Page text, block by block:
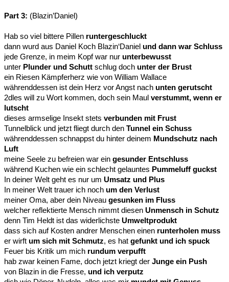
Part 3: (Blazin’Daniel)
Hab so viel bittere Pillen runtergeschluckt
dann wurd aus Daniel Koch Blazin‘Daniel und dann war Schluss
jede Grenze, in meim Kopf war nur unterbewusst
unter Plunder und Schutt schlug doch unter der Brust
ein Riesen Kämpferherz wie von William Wallace
währenddessen ist dein Herz vor Angst nach unten gerutscht
2dles will zu Wort kommen, doch sein Maul verstummt, wenn er
lutscht
dieses armselige Insekt stets verbunden mit Frust
Tunnelblick und jetzt fliegt durch den Tunnel ein Schuss
währenddessen schnappst du hinter deinem Mundschutz nach
Luft
meine Seele zu befreien war ein gesunder Entschluss
während Kuchen wie ein schlecht gelauntes Pummeluff guckst
In deiner Welt geht es nur um Umsatz und Plus
In meiner Welt trauer ich noch um den Verlust
meiner Oma, aber dein Niveau gesunken im Fluss
welcher reflektierte Mensch nimmt diesen Unmensch in Schutz
denn Tim Heldt ist das widerlichste Umweltprodukt
dass sich auf Kosten andrer Menschen einen runterholen muss
er wirft um sich mit Schmutz, es hat gefunkt und ich spuck
Feuer bis Kritik um mich rundum verpufft
hab zwar keinen Fame, doch jetzt kriegt der Junge ein Push
von Blazin in die Fresse, und ich verputz